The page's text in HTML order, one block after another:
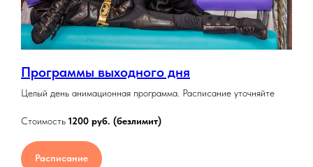
Программы выходного дня
Целый день анимационная программа. Расписание уточняйте
Стоимость 1200 руб. (безлимит)
Расписание